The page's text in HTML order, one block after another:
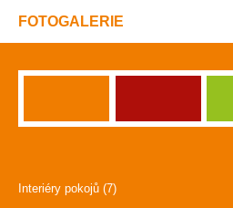
FOTOGALERIE
Interiéry pokojů (7)